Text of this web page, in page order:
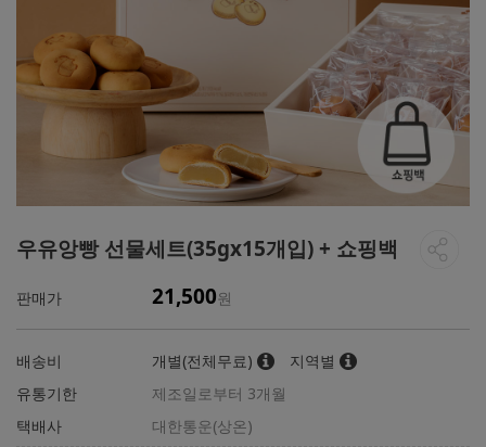
우유앙빵 선물세트(35gx15개입) + 쇼핑백
판매가 21,500원
배송비 개별(전체무료)
지역별
유통기한
제조일로부터 3개월
택배사
대한통운(상온)